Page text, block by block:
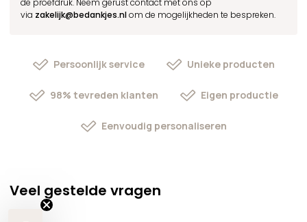
de proefdruk. Neem gerust contact met ons op
via zakelijk@bedankjes.nlom de mogelijkheden te bespreken.
Persoonlijk service Unieke producten
98% tevreden klanten Eigen productie
Eenvoudig personaliseren
Veel gestelde vragen